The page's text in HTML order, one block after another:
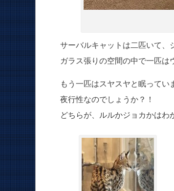
サーバルキャットは二匹いて、
ガラス張りの空間の中で一匹は
もう一匹はスヤスヤと眠ってい
夜行性なのでしょうか？！
どちらが、ルルかジョカかはわ